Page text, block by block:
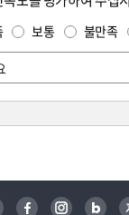
보통 불만족
페이스북 인스타그램 블로그